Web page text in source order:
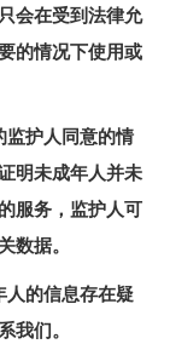
会在受到法律允
的情况下使用或
监护人同意的情
明未成年人并未
服务，监护人可
数据。
人的信息存在疑
我们。